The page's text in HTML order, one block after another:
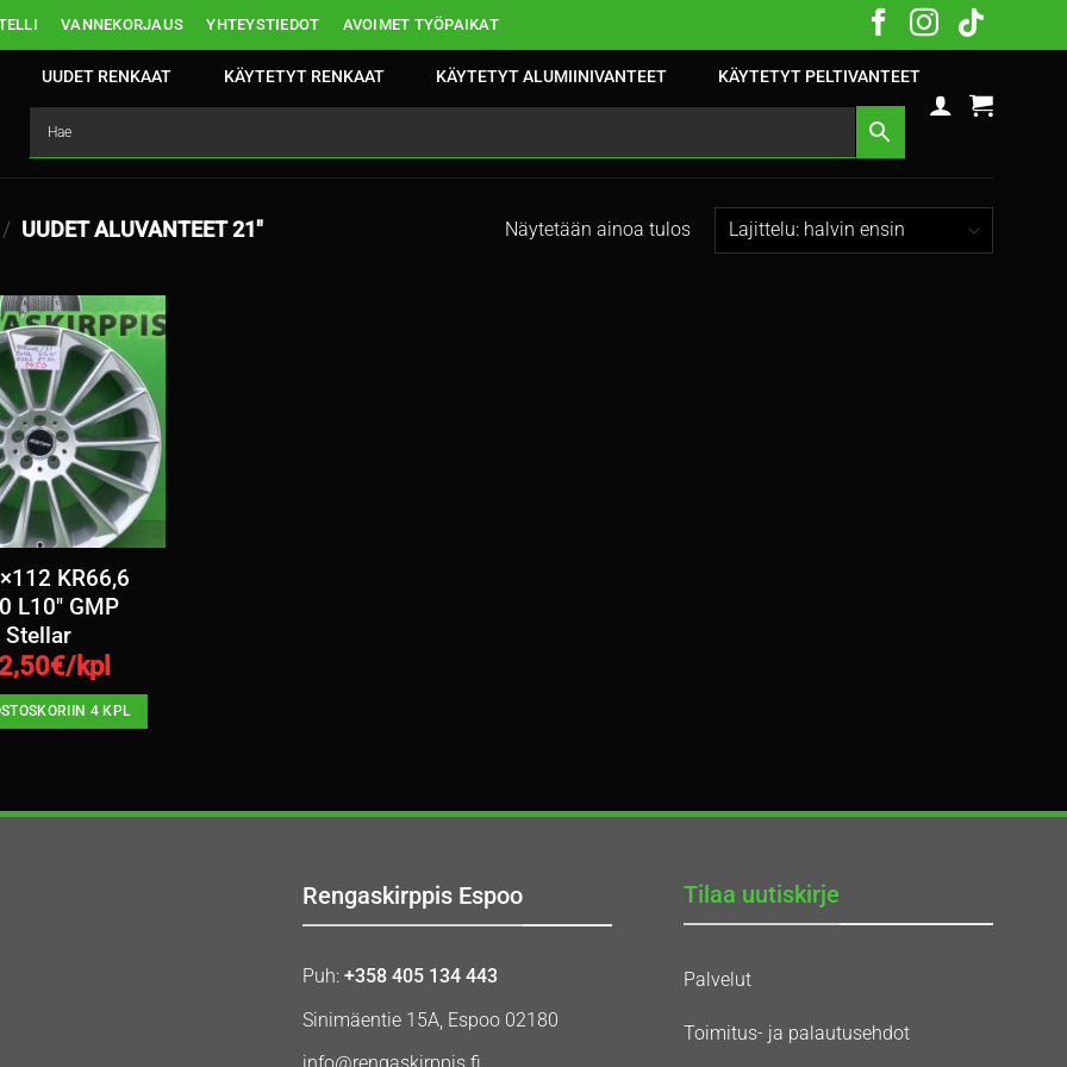
VANNEKORJAUS YHTEYSTIEDOT AVOIMET TYÖPAIKAT
UUDET RENKAAT KÄYTETYT RENKAAT KÄYTETYT ALUMIINIVANTEET KÄYTETYT PELTIVANTEET
/ UUDET ALUVANTEET 21″ Näytetään ainoa tulos
KR66,6
L10″ GMP
Stellar
€/kpl
4 KPL
Rengaskirppis Espoo
Puh: +358 405 134 443
Sinimäentie 15A, Espoo 02180
Tilaa uutiskirje
Palvelut
Toimitus- ja palautusehdot